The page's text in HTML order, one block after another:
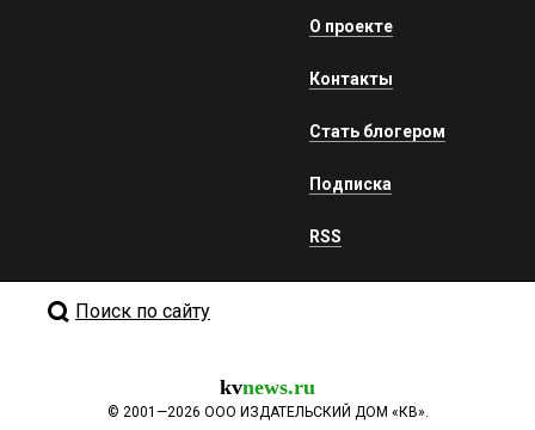
О проекте
Контакты
Стать блогером
Подписка
RSS
Поиск по сайту
kvnews.ru
© 2001—2026 ООО ИЗДАТЕЛЬСКИЙ ДОМ «КВ».